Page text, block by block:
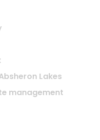
Lakes
management